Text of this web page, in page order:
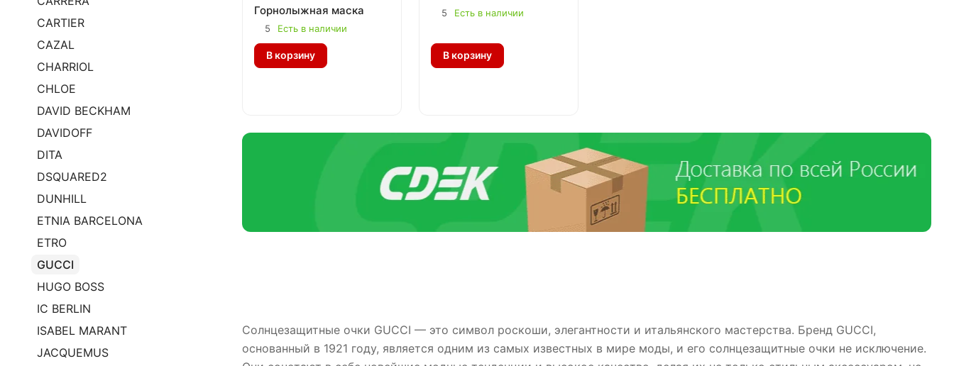
Горнолыжная маска
5 Есть в наличии
В корзину
5 Есть в наличии
В корзину
Солнцезащитные очки GUCCI — это символ роскоши, элегантности и итальянского мастерства. Бренд GUCCI,
основанный в 1921 году, является одним из самых известных в мире моды, и его солнцезащитные очки не исключение.
CARTIER
CAZAL
CHARRIOL
CHLOE
DAVID BECKHAM
DAVIDOFF
DITA
DSQUARED2
DUNHILL
ETNIA BARCELONA
ETRO
GUCCI
HUGO BOSS
IC BERLIN
ISABEL MARANT
JACQUEMUS